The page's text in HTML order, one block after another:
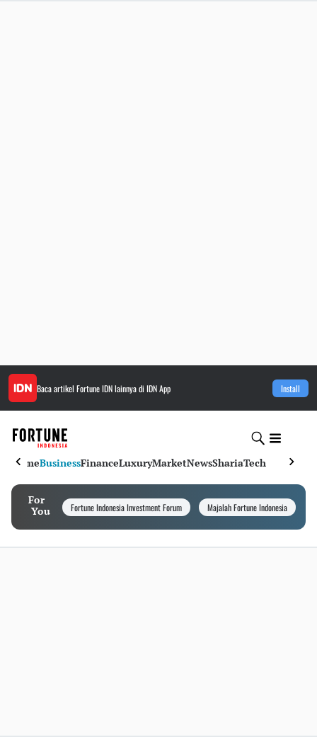
Baca artikel Fortune IDNlainnya di IDN App Install
HomeBusinessFinanceLuxuryMarketNewsShariaTech
For
You
Fortune Indonesia Investment Forum Majalah Fortune Indonesia